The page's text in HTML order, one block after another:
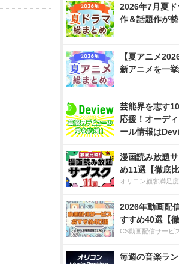
2026年7月夏ド
作＆話題作が勢
【夏アニメ
新アニメを一挙
芸能界を志す
応援！オーデ
ール情報は
漫画読み放題
め11選【徹底比
オリコン顧客満足
2026年動画配
すすめ40選【徹
CS動画配信サービ
毎週の音楽ラン